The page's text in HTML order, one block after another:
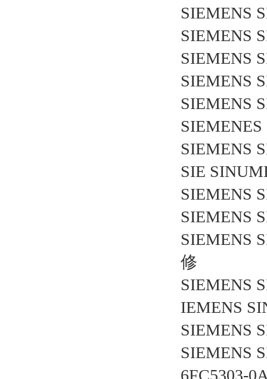
SIEMENS
SIEMENS
SIEMENS
SIEMENS
SIEMENS
SIEMENS
SIE
SIEMENS
SIEMENS
SIEMENS
修
SIEMENS
IEMENS
SIEMENS
SIEMENS
6FC5303-